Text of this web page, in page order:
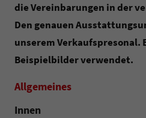
die Vereinbarungen in der
Den genauen
unserem Verkaufspresonal.
Beispielbilder verwendet.
Allgemeines
Innen